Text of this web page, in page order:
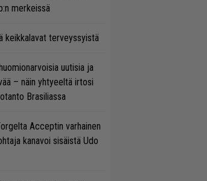
merkeissä
keikkalavat terveyssyistä
uutisia ja
– näin yhtyeeltä irtosi
Brasiliassa
Acceptin varhainen
kanavoi sisäistä Udo